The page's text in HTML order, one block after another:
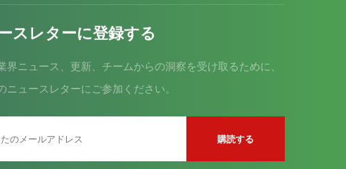
スレターに登録する
界ニュース、更新、チームからの洞察を受け取るために、
ニュースレターにご参加ください。
購読する